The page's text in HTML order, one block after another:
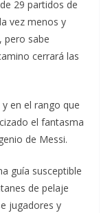
29 partidos de
vez menos y
pero sabe
cerrará las
en el rango que
el fantasma
de Messi.
guía susceptible
de pelaje
jugadores y